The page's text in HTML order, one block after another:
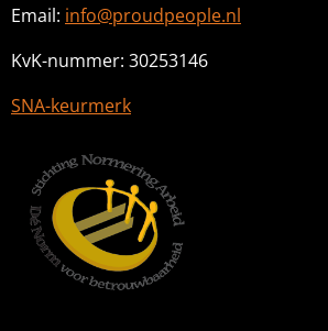
Email: info@proudpeople.nl
KvK-nummer: 30253146
SNA-keurmerk